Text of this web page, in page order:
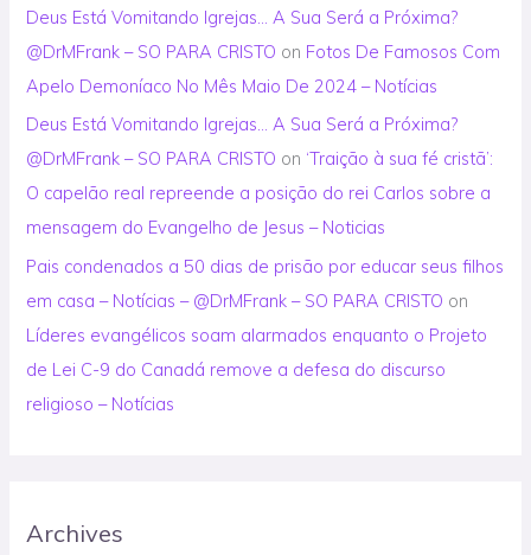
Deus Está Vomitando Igrejas… A Sua Será a Próxima?
@DrMFrank – SO PARA CRISTO on Fotos De Famosos Com
Apelo Demoníaco No Mês Maio De 2024 – Notícias
Deus Está Vomitando Igrejas… A Sua Será a Próxima?
@DrMFrank – SO PARA CRISTO on ‘Traição à sua fé cristã’:
O capelão real repreende a posição do rei Carlos sobre a
mensagem do Evangelho de Jesus – Noticias
Pais condenados a 50 dias de prisão por educar seus filhos
em casa – Notícias – @DrMFrank – SO PARA CRISTO on
Líderes evangélicos soam alarmados enquanto o Projeto
de Lei C-9 do Canadá remove a defesa do discurso
religioso – Notícias
Archives